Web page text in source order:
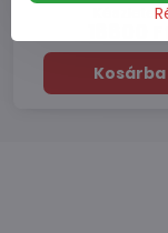
Készleten
Kosárba